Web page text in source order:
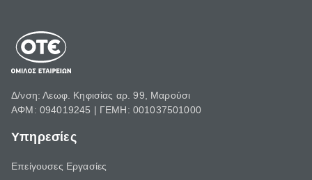
Δ/νση: Λεωφ. Κηφισίας αρ. 99, Μαρούσι
ΑΦΜ: 094019245 | ΓΕΜΗ: 001037501000
Υπηρεσίες
Επείγουσες Εργασίες